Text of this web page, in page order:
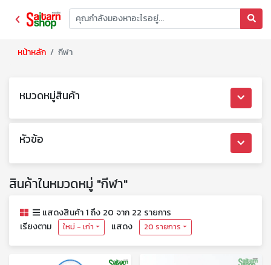
หน้าหลัก กีฬา
หมวดหมู่สินค้า
หัวข้อ
สินค้าในหมวดหมู่ "กีฬา"
แสดงสินค้า 1 ถึง 20 จาก 22 รายการ
เรียงตาม
ใหม่ - เก่า แสดง 20 รายการ